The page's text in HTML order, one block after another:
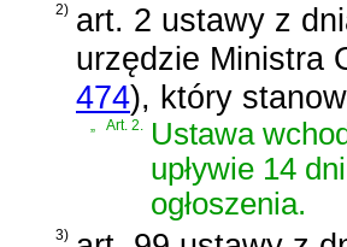
2) art. 2 ustawy z
urzędzie Ministra
474), który
„ Art. 2. Ustawa
upływie 14
ogłoszenia.
3)